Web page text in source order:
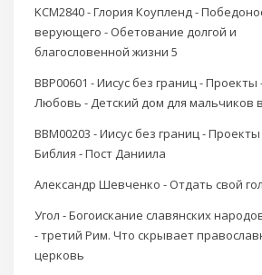
KCM2840 - Глория Коупленд -
верующего - Обетование долгой и
благословенной жизни 5
BBP00601 - Иисус без границ - Проекты
Любовь - Детский дом для мальчиков
BBM00203 - Иисус без границ -
Библия - Пост Даниила
Александр Шевченко - Отдать свой
Угол - Богоискание славянских
- третий Рим. Что скрывает
церковь